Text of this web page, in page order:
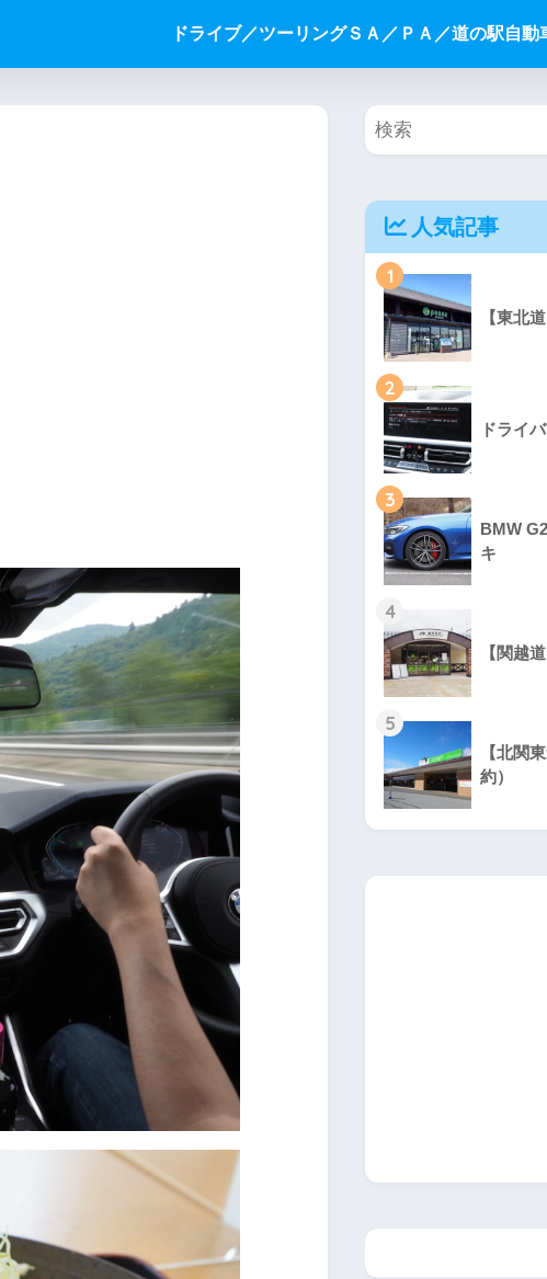
ドライブ／ツーリングＳＡ／ＰＡ／道の駅自動
人気記事
1
【東北
2
ドライ
3
BMW
キ
4
【関越
5
【北関
約）